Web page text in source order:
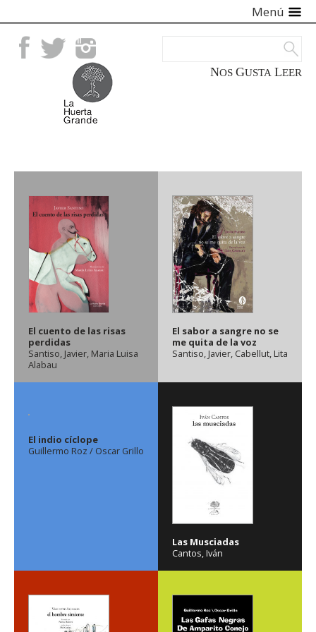
Facebook TwitterInstagram
NOS GUSTA LEER
Menú
El cuento de las risas
perdidas
Santiso, Javier, Maria Luisa
Alabau
El sabor a sangre no se
me quita de la voz
Santiso, Javier, Cabellut, Lita
El indio cíclope
Guillermo Roz / Oscar Grillo
Las Musciadas
Cantos, Iván